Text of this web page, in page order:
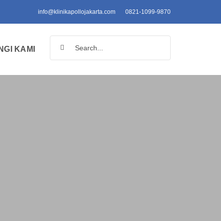
info@klinikapollojakarta.com 0821-1099-9870
KAMI